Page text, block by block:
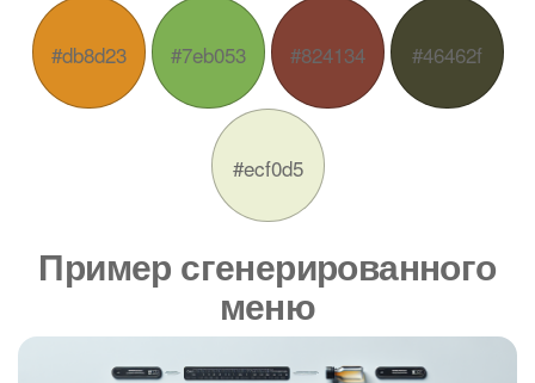
#db8d23 #7eb053 #824134 #46462f
#ecf0d5
Пример сгенерированного
меню